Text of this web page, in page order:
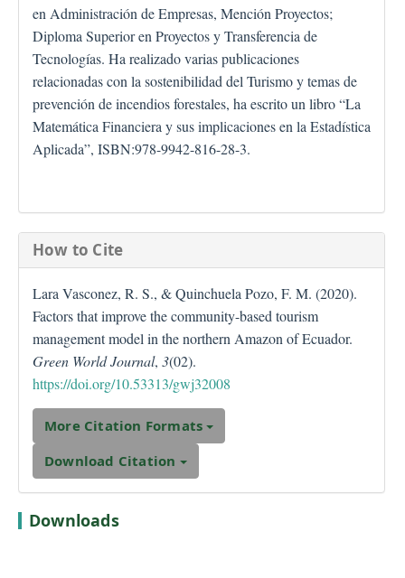
en Administración de Empresas, Mención Proyectos;
Diploma Superior en Proyectos y Transferencia de
Tecnologías. Ha realizado varias publicaciones
relacionadas con la sostenibilidad del Turismo y temas de
prevención de incendios forestales, ha escrito un libro “La
Matemática Financiera y sus implicaciones en la Estadística
Aplicada”, ISBN:978-9942-816-28-3.
How to Cite
Lara Vasconez, R. S., & Quinchuela Pozo, F. M. (2020).
Factors that improve the community-based tourism
management model in the northern Amazon of Ecuador.
Green World Journal, 3(02).
https://doi.org/10.53313/gwj32008
More Citation Formats
Download Citation
Downloads